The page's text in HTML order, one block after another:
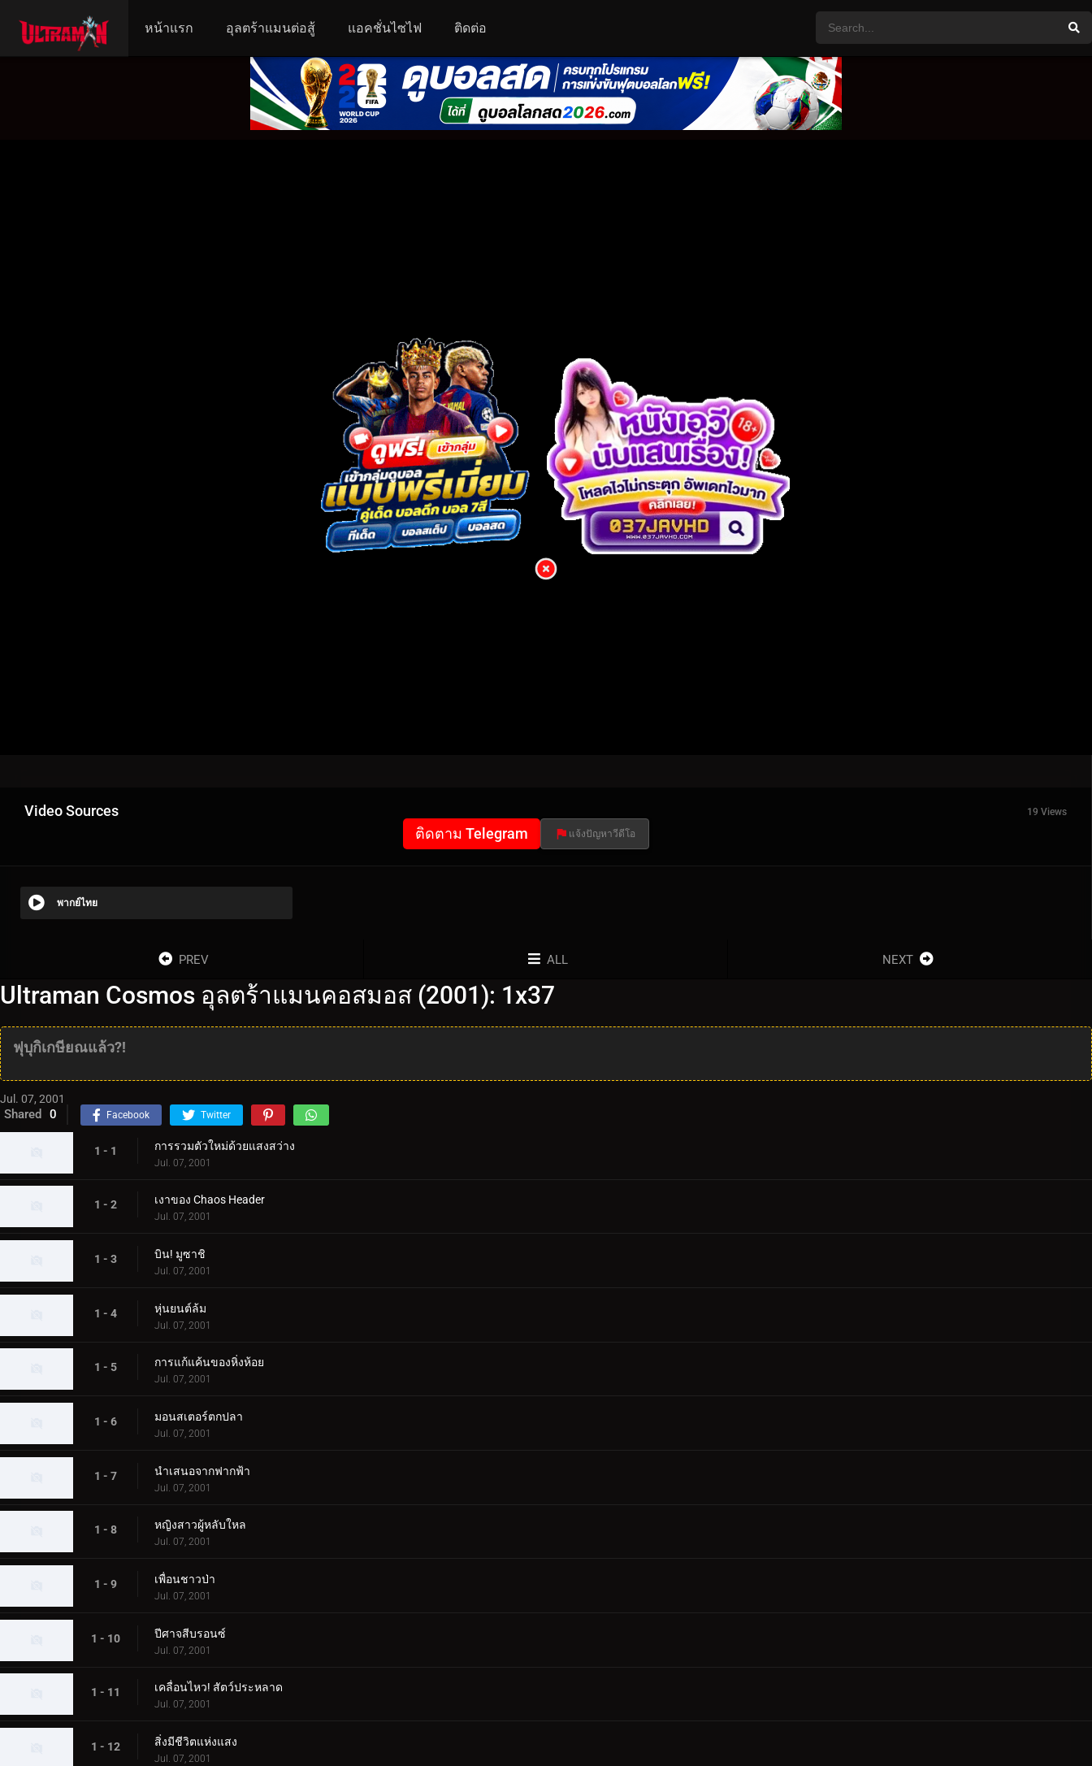
หน้าแรก อุลตร้าแมนต่อสู้ แอคชั่นไซไฟ ติดต่อ
Video Sources 19 Views
ติดตาม Telegram แจ้งปัญหาวีดีโอ
พากย์ไทย
PREV ALL NEXT
Ultraman Cosmos อุลตร้าแมนคอสมอส (2001): 1x37
ฟุบุกิเกษียณแล้ว?!
Jul. 07, 2001
Shared 0 Facebook Twitter
1 - 1 การรวมตัวใหม่ด้วยแสงสว่าง
Jul. 07, 2001
1 - 2 เงาของ Chaos Header
Jul. 07, 2001
1 - 3 บิน! มูซาชิ
Jul. 07, 2001
1 - 4 หุ่นยนต์ล้ม
Jul. 07, 2001
1 - 5 การแก้แค้นของหิ่งห้อย
Jul. 07, 2001
1 - 6 มอนสเตอร์ตกปลา
Jul. 07, 2001
1 - 7 นำเสนอจากฟากฟ้า
Jul. 07, 2001
1 - 8 หญิงสาวผู้หลับใหล
Jul. 07, 2001
1 - 9 เพื่อนชาวป่า
Jul. 07, 2001
1 - 10 ปีศาจสีบรอนซ์
Jul. 07, 2001
1 - 11 เคลื่อนไหว! สัตว์ประหลาด
Jul. 07, 2001
1 - 12 สิ่งมีชีวิตแห่งแสง
Jul. 07, 2001